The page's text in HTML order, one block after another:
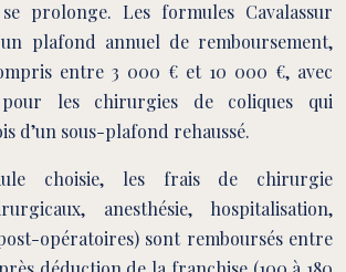
se prolonge. Les formules Cavalassur
plafond annuel de remboursement,
entre 3 000 € et 10 000 €, avec
les chirurgies de coliques qui
d’un sous-plafond rehaussé.
choisie, les frais de chirurgie
anesthésie, hospitalisation,
opératoires) sont remboursés entre